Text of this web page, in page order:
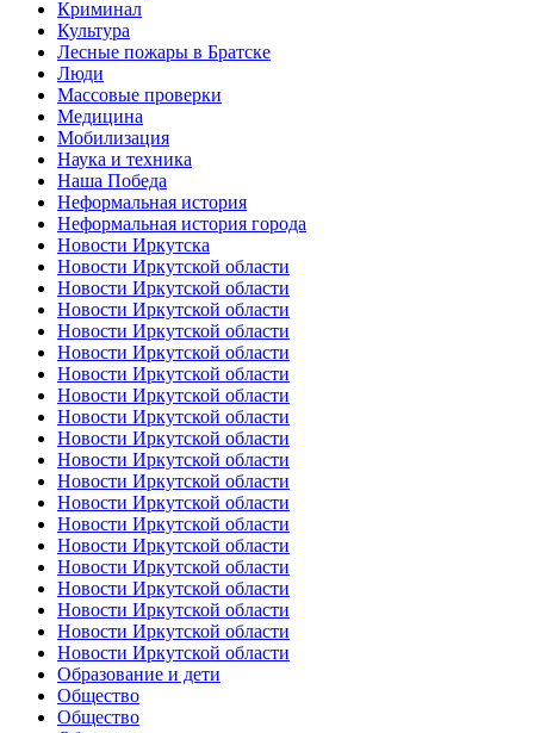
Криминал
Культура
Лесные пожары в Братске
Люди
Массовые проверки
Медицина
Мобилизация
Наука и техника
Наша Победа
Неформальная история
Неформальная история города
Новости Иркутска
Новости Иркутской области
Новости Иркутской области
Новости Иркутской области
Новости Иркутской области
Новости Иркутской области
Новости Иркутской области
Новости Иркутской области
Новости Иркутской области
Новости Иркутской области
Новости Иркутской области
Новости Иркутской области
Новости Иркутской области
Новости Иркутской области
Новости Иркутской области
Новости Иркутской области
Новости Иркутской области
Новости Иркутской области
Новости Иркутской области
Новости Иркутской области
Образование и дети
Общество
Общество